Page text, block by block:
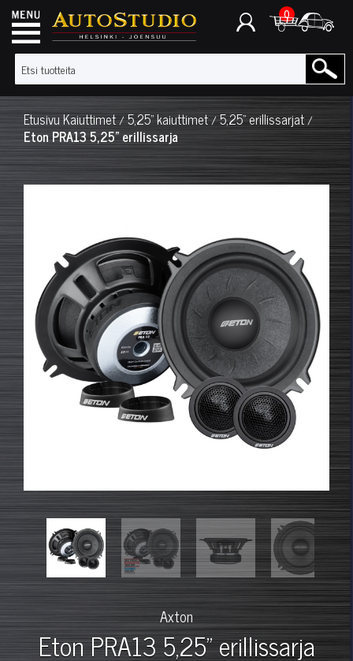
0
EtusivuKaiuttimet/5,25" kaiuttimet/5,25" erillissarjat/
Eton PRA13 5,25" erillissarja
Axton
Eton PRA13 5,25" erillissarja